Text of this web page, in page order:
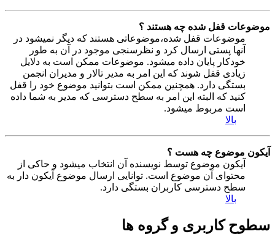
موضوعات قفل شده چه هستند ؟
موضوعات قفل شده،موضوعاتی هستند که دیگر نمیشود در
آنها پستی ارسال کرد و نظرسنجی موجود در آن به طور
خودکار پایان داده میشود. موضوعات ممکن است به دلایل
زیادی قفل شوند که این امر به مدیر تالار و مدیران انجمن
بستگی دارد. همچنین ممکن است بتوانید موضوع خود را قفل
کنید که البته این امر به سطح دسترسی که مدیر به شما داده
است مربوط میشود.
بالا
آیکون موضوع چه هست ؟
آیکون موضوع توسط نویسنده آن انتخاب میشود و حاکی از
محتوای آن موضوع است. توانایی ارسال موضوع آیکون دار به
سطح دسترسی کاربران بستگی دارد.
بالا
سطوح کاربری و گروه ها